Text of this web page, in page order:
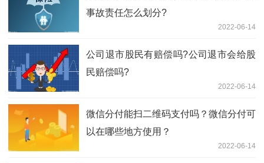
事故责任怎么划分?
2022-06-14
公司退市股民有赔偿吗?公司退市会给股
民赔偿吗?
2022-06-14
微信分付能扫二维码支付吗？微信分付可
以在哪些地方使用？
2022-06-14